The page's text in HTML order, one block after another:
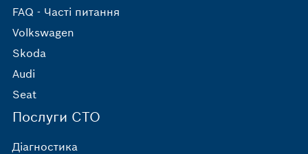
FAQ - Часті питання
Volkswagen
Skoda
Audi
Seat
Послуги СТО
Діагностика